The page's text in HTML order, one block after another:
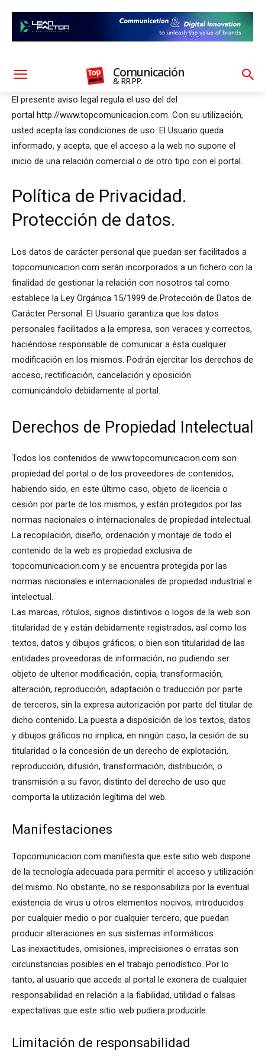
Comunicación
& RR.PP.
El presente aviso legal regula el uso del del
portal http://www.topcomunicacion.com. Con su utilización,
usted acepta las condiciones de uso. El Usuario queda
informado, y acepta, que el acceso a la web no supone el
inicio de una relación comercial o de otro tipo con el portal.
Política de Privacidad.
Protección de datos.
Los datos de carácter personal que puedan ser facilitados a
topcomunicacion.com serán incorporados a un fichero con la
finalidad de gestionar la relación con nosotros tal como
establece la Ley Orgánica 15/1999 de Protección de Datos de
Carácter Personal. El Usuario garantiza que los datos
personales facilitados a la empresa, son veraces y correctos,
haciéndose responsable de comunicar a ésta cualquier
modificación en los mismos. Podrán ejercitar los derechos de
acceso, rectificación, cancelación y oposición
comunicándolo debidamente al portal.
Derechos de Propiedad Intelectual
Todos los contenidos de www.topcomunicacion.com son
propiedad del portal o de los proveedores de contenidos,
habiendo sido, en este último caso, objeto de licencia o
cesión por parte de los mismos, y están protegidos por las
normas nacionales o internacionales de propiedad intelectual.
La recopilación, diseño, ordenación y montaje de todo el
contenido de la web es propiedad exclusiva de
topcomunicacion.com y se encuentra protegida por las
normas nacionales e internacionales de propiedad industrial e
intelectual.
Las marcas, rótulos, signos distintivos o logos de la web son
titularidad de y están debidamente registrados, así como los
textos, datos y dibujos gráficos; o bien son titularidad de las
entidades proveedoras de información, no pudiendo ser
objeto de ulterior modificación, copia, transformación,
alteración, reproducción, adaptación o traducción por parte
de terceros, sin la expresa autorización por parte del titular de
dicho contenido. La puesta a disposición de los textos, datos
y dibujos gráficos no implica, en ningún caso, la cesión de su
titularidad o la concesión de un derecho de explotación,
reproducción, difusión, transformación, distribución, o
transmisión a su favor, distinto del derecho de uso que
comporta la utilización legítima del web.
Manifestaciones
Topcomunicacion.com manifiesta que este sitio web dispone
de la tecnología adecuada para permitir el acceso y utilización
del mismo. No obstante, no se responsabiliza por la eventual
existencia de virus u otros elementos nocivos, introducidos
por cualquier medio o por cualquier tercero, que puedan
producir alteraciones en sus sistemas informáticos.
Las inexactitudes, omisiones, imprecisiones o erratas son
circunstancias posibles en el trabajo periodístico. Por lo
tanto, al usuario que accede al portal le exonera de cualquier
responsabilidad en relación a la fiabilidad, utilidad o falsas
expectativas que este sitio web pudiera producirle.
Limitación de responsabilidad